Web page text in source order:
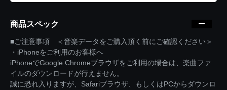
商品スペック
■ご注意事項 ＜音楽データをご購入頂く前にご確認ください＞
・iPhoneをご利用のお客様へ
iPhoneでGoogle Chromeブラウザをご利用の場合は、楽曲ファ
イルのダウンロードが行えません。
誠に恐れ入りますが、Safariブラウザ、もしくはPCからダウンロ